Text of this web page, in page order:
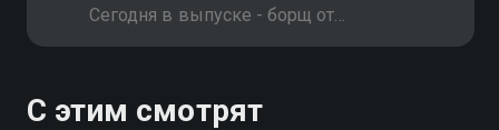
Сегодня в выпуске - борщ от
гинеколога
С этим смотрят